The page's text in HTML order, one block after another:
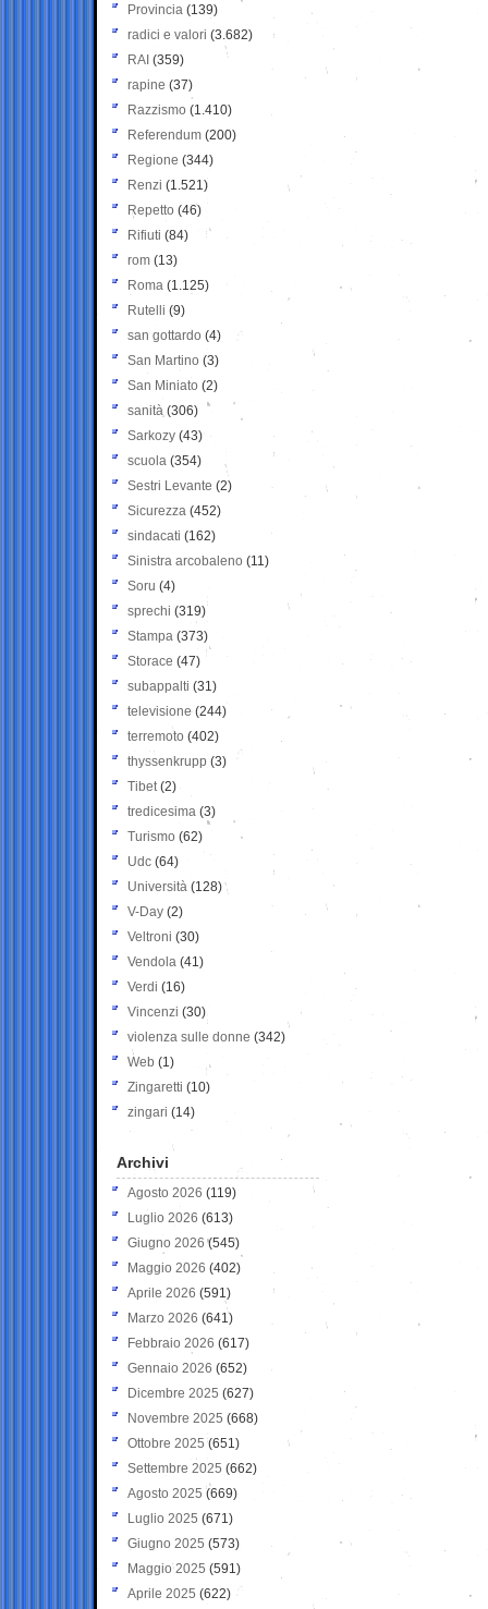
Provincia (139)
radici e valori (3.682)
RAI (359)
rapine (37)
Razzismo (1.410)
Referendum (200)
Regione (344)
Renzi (1.521)
Repetto (46)
Rifiuti (84)
rom (13)
Roma (1.125)
Rutelli (9)
san gottardo (4)
San Martino (3)
San Miniato (2)
sanità (306)
Sarkozy (43)
scuola (354)
Sestri Levante (2)
Sicurezza (452)
sindacati (162)
Sinistra arcobaleno (11)
Soru (4)
sprechi (319)
Stampa (373)
Storace (47)
subappalti (31)
televisione(244)
terremoto (402)
thyssenkrupp (3)
Tibet(2)
tredicesima (3)
Turismo (62)
Udc (64)
Università (128)
V-Day (2)
Veltroni (30)
Vendola (41)
Verdi (16)
Vincenzi (30)
violenza sulle donne (342)
Web (1)
Zingaretti (10)
zingari (14)
Archivi
Agosto 2026 (119)
Luglio 2026 (613)
Giugno 2026 (545)
Maggio 2026 (402)
Aprile 2026 (591)
Marzo 2026 (641)
Febbraio 2026 (617)
Gennaio 2026 (652)
Dicembre 2025 (627)
Novembre 2025 (668)
Ottobre 2025 (651)
Settembre 2025 (662)
Agosto 2025 (669)
Luglio 2025 (671)
Giugno 2025 (573)
Maggio 2025 (591)
Aprile 2025 (622)